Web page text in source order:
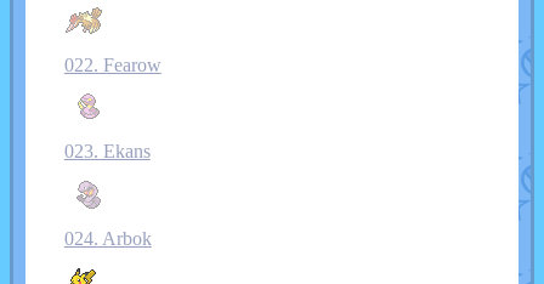
022. Fearow
023. Ekans
024. Arbok